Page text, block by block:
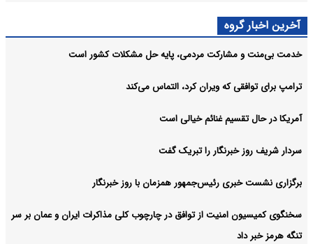
آخرین اخبار گروه
خدمت بی‌منت و مشارکت مردمی، پایه حل مشکلات کشور است
ترامپ برای توافقی که ویران کرد، التماس می‌کند
آمریکا در حال تقسیم غنائم خیالی است
سردار شریف روز خبرنگار را تبریک گفت
برگزاری نشست خبری رئیس‌جمهور همزمان با روز خبرنگار
سخنگوی کمیسیون امنیت از توافق در چارچوب کلی مذاکرات ایران و عمان بر سر
تنگه هرمز خبر داد